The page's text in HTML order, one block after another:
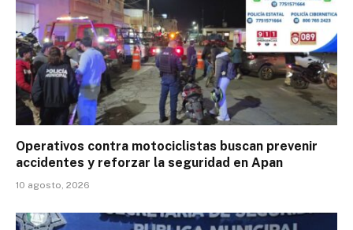
Operativos contra motociclistas buscan prevenir
accidentes y reforzar la seguridad en Apan
10 agosto, 2026